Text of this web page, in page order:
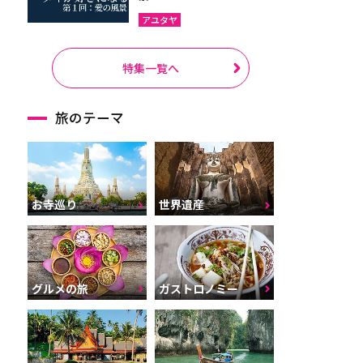
アユタヤ
特集一覧へ
旅のテーマ
お寺巡り 世界遺産
グルメの旅 ガストロノミー